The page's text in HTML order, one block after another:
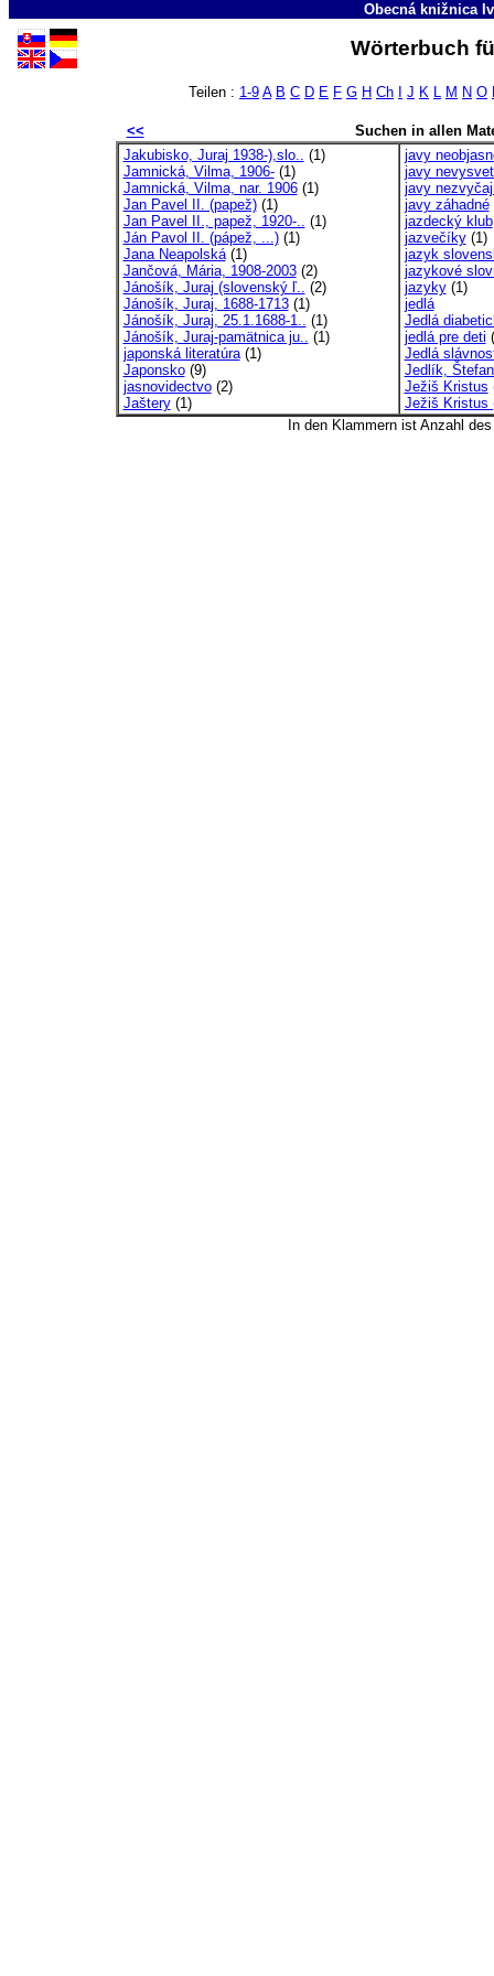
Obecná knižnica
Wörterbuch
Teilen : 1-9 A B C D E F G H Ch J K L M N O
<<
Suchen in allen
Jakubisko, Juraj 1938-),slo.. (1)
Jamnická, Vilma, 1906-(1)
Jamnická, Vilma, nar. 1906(1)
Jan Pavel II. (papež)(1)
Jan Pavel II., papež, 1920-.. (1)
Ján Pavol II. (pápež, ...)(1)
Jana Neapolská(1)
Jančová, Mária, 1908-2003(2)
Jánošík, Juraj (slovenský ľ.. (2)
Jánošík, Juraj, 1688-1713(1)
Jánošík, Juraj, 25.1.1688-1.. (1)
Jánošík, Juraj-pamätnica ju.. (1)
japonská literatúra(1)
Japonsko(9)
jasnovidectvo(2)
Jaštery(1)
javy
javy
javy
javy záhadné
jazdecký klub
jazvečíky(1)
jazyk
jazykové
jazyky(1)
jedlá
Jedlá
jedlá pre deti
Jedlá
Jedlík,
Ježiš Kristus
Ježiš Kristus
In den Klammern ist Anzahl